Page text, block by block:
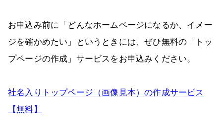
お申込み前に「どんなホームページになるか、イメー
ジを確かめたい」というときには、ぜひ無料の「トッ
プページの作成」サービスをお申込みください。
社名入りトップページ（画像見本）の作成サービス
【無料】